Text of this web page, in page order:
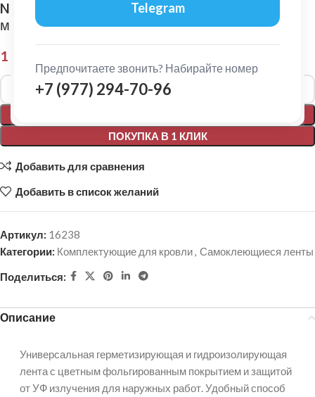
Telegram
Предпочитаете звонить? Набирайте номер
+7 (977) 294-70-96
Nicoband: Гидроизоляционная лента 10 х 0,2
м Коричневый
1 629,00
ПОКУПКА В 1 КЛИК
Alternative:
Добавить для сравнения
Добавить в список желаний
Артикул: 16238
Категории: Комплектующие для кровли, Самоклеющиеся ленты
Поделиться:
Описание
Универсальная герметизирующая и гидроизолирующая
лента с цветным фольгированным покрытием и защитой
от УФ излучения для наружных работ. Удобный способ